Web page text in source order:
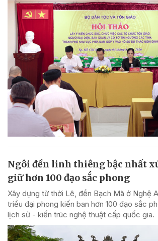
Ngôi đền linh thiêng bậc nhất
giữ hơn 100 đạo sắc phong
Xây dựng từ thời Lê, đền Bạch Mã ở Nghệ
triều đại phong kiến ban hơn 100 đạo sắc
lịch sử - kiến trúc nghệ thuật cấp quốc gia.